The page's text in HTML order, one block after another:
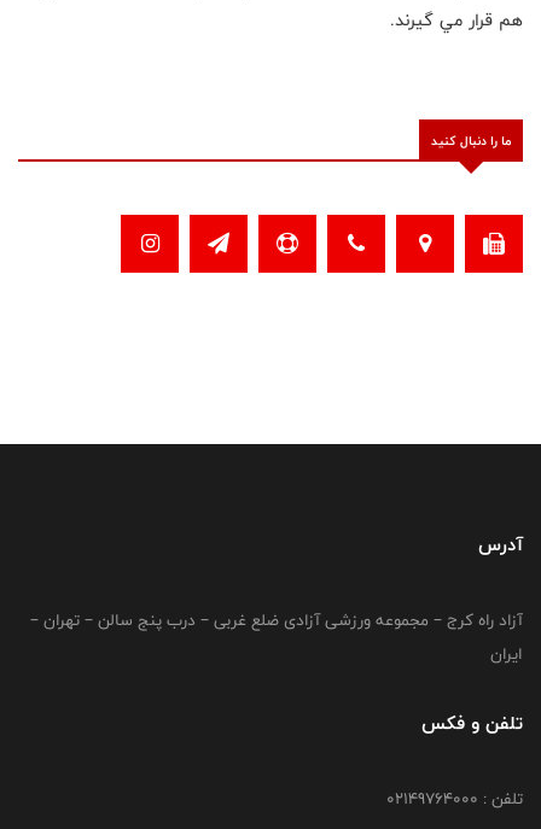
هم قرار مي گيرند.
ما را دنبال کنید
آدرس
آزاد راه کرج – مجموعه ورزشی آزادی ضلع غربی – درب پنج سالن – تهران –
ایران
تلفن و فکس
تلفن : 02149764000